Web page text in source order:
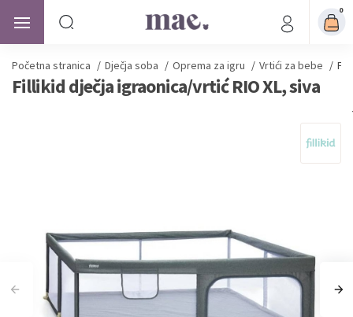
0
Početna stranica / Dječja soba / Oprema za igru / Vrtići za bebe /
Fillikid dječja igraonica/vrtić RIO XL, siva